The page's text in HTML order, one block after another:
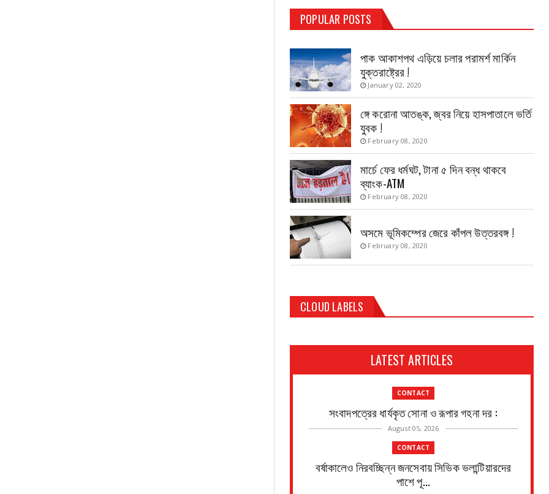
POPULAR POSTS
TEST PAGE
August 14, 2019
পাক আকাশপথ এড়িয়ে চলার পরামর্শ মার্কিন
যুক্তরাষ্ট্রের !
January 02, 2020
ঙ্গে করোনা আতঙ্ক, জ্বর নিয়ে হাসপাতালে ভর্তি
যুবক !
February 08, 2020
মার্চে ফের ধর্মঘট, টানা ৫ দিন বন্ধ থাকবে
ব্যাংক-ATM
February 08, 2020
অসমে ভূমিকম্পের জেরে কাঁপল উত্তরবঙ্গ !
February 08, 2020
CLOUD LABELS
LATEST ARTICLES
CONTACT
সংবাদপত্রের ধার্যকৃত সোনা ও রূপার গহনা দর :
August 05, 2026
CONTACT
বর্ষাকালেও নিরবচ্ছিন্ন জনসেবায় সিভিক ভলান্টিয়ারদের
পাশে পূ...